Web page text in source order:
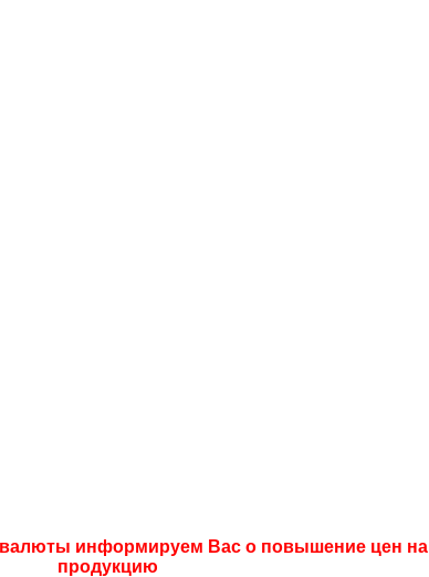
валюты информируем Вас о повышение цен на
продукцию